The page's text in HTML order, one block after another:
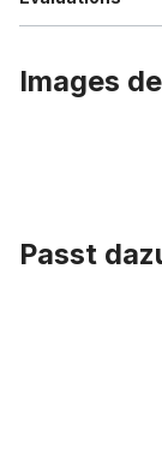
Images
Passt